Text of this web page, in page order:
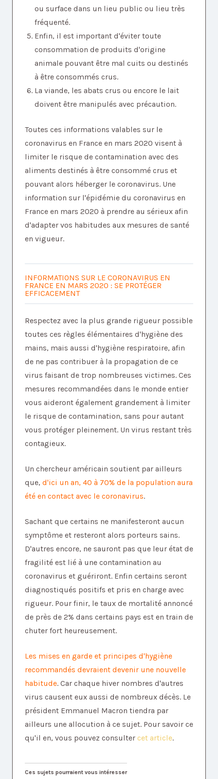
ou surface dans un lieu public ou lieu très
fréquenté.
Enfin, il est important d'éviter toute
consommation de produits d'origine
animale pouvant être mal cuits ou destinés
à être consommés crus.
La viande, les abats crus ou encore le lait
doivent être manipulés avec précaution.
Toutes ces informations valables sur le
coronavirus en France en mars 2020 visent à
limiter le risque de contamination avec des
aliments destinés à être consommé crus et
pouvant alors héberger le coronavirus. Une
information sur l'épidémie du coronavirus en
France en mars 2020 à prendre au sérieux afin
d'adapter vos habitudes aux mesures de santé
en vigueur.
INFORMATIONS SUR LE CORONAVIRUS EN
FRANCE EN MARS 2020 : SE PROTÉGER
EFFICACEMENT
Respectez avec la plus grande rigueur possible
toutes ces règles élémentaires d'hygiène des
mains, mais aussi d'hygiène respiratoire, afin
de ne pas contribuer à la propagation de ce
virus faisant de trop nombreuses victimes. Ces
mesures recommandées dans le monde entier
vous aideront également grandement à limiter
le risque de contamination, sans pour autant
vous protéger pleinement. Un virus restant très
contagieux.
Un chercheur américain soutient par ailleurs
que, d'ici un an, 40 à 70% de la population aura
été en contact avec le coronavirus.
Sachant que certains ne manifesteront aucun
symptôme et resteront alors porteurs sains.
D'autres encore, ne sauront pas que leur état de
fragilité est lié à une contamination au
coronavirus et guériront. Enfin certains seront
diagnostiqués positifs et pris en charge avec
rigueur. Pour finir, le taux de mortalité annoncé
de près de 2% dans certains pays est en train de
chuter fort heureusement.
Les mises en garde et principes d'hygiène
recommandés devraient devenir une nouvelle
habitude. Car chaque hiver nombres d'autres
virus causent eux aussi de nombreux décès. Le
président Emmanuel Macron tiendra par
ailleurs une allocution à ce sujet. Pour savoir ce
qu'il en, vous pouvez consulter cet article.
Ces sujets pourraient vous intéresser